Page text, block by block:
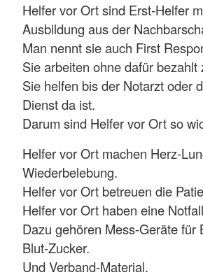
Helfer vor Ort sind Erst-Helfer
Ausbildung aus der
Man nennt sie auch First
Sie arbeiten ohne dafür bezahlt
Sie helfen bis der Notarzt oder
Dienst da ist.
Darum sind Helfer vor Ort so
Helfer vor Ort machen Herz-
Wiederbelebung.
Helfer vor Ort betreuen die
Helfer vor Ort haben eine
Dazu gehören Mess-Geräte für
Blut-Zucker.
Und Verband-Material.